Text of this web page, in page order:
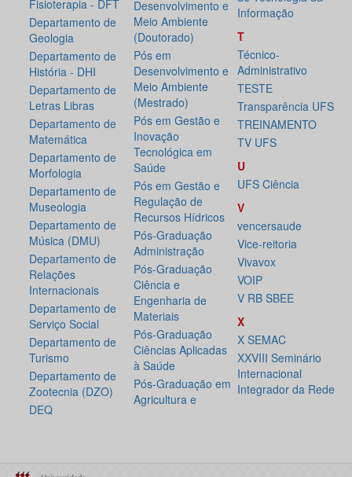
Fisioterapia - DFT
Departamento de
Geologia
Departamento de
História - DHI
Departamento de
Letras Libras
Departamento de
Matemática
Departamento de
Morfologia
Departamento de
Museologia
Departamento de
Música (DMU)
Departamento de
Relações
Internacionais
Departamento de
Serviço Social
Departamento de
Turismo
Departamento de
Zootecnia (DZO)
DEQ
Desenvolvimento e
Meio Ambiente
(Doutorado)
Pós em
Desenvolvimento e
Meio Ambiente
(Mestrado)
Pós em Gestão e
Inovação
Tecnológica em
Saúde
Pós em Gestão e
Regulação de
Recursos Hídricos
Pós-Graduação
Administração
Pós-Graduação
Ciência e
Engenharia de
Materiais
Pós-Graduação
Ciências Aplicadas
à Saúde
Pós-Graduação em
Agricultura e
Informação
T
Técnico-
Administrativo
TESTE
Transparência UFS
TREINAMENTO
TV UFS
U
UFS Ciência
V
vencersaude
Vice-reitoria
Vivavox
VOIP
V RB SBEE
X
X SEMAC
XXVIII Seminário
Internacional
Integrador da Rede